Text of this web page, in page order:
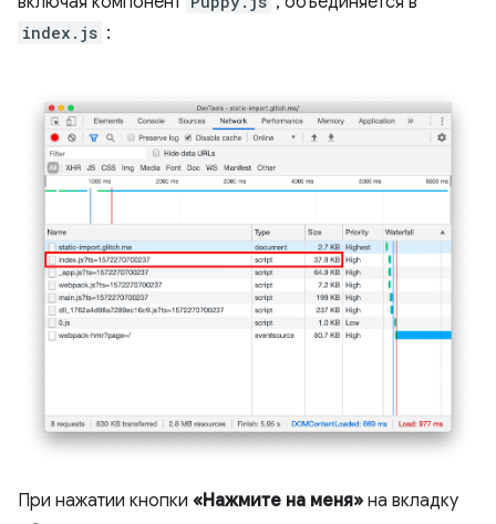
index.js :
При нажатии кнопки «Нажмите на меня» на вкладку